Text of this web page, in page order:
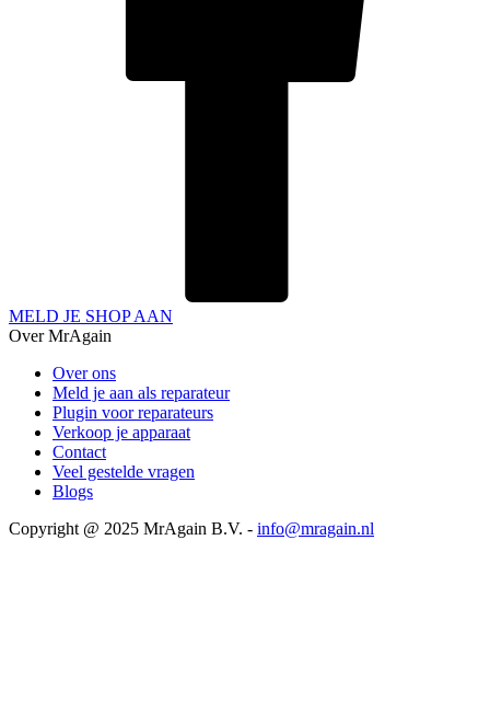
MELD JE SHOP AAN
Over MrAgain
Over ons
Meld je aan als reparateur
Plugin voor reparateurs
Verkoop je apparaat
Contact
Veel gestelde vragen
Blogs
Copyright @ 2025 MrAgain B.V. - info@mragain.nl